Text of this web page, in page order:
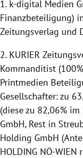
1. k-digital Medien
Finanzbeteiligung)
Zeitungsverlag und
2. KURIER
Kommanditist
Printmedien
Gesellschafter: zu
(diese zu 82,06%
GmbH, Rest in
Holding GmbH
HOLDING NÖ-WIEN